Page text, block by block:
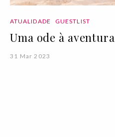
ATUALIDADE GUESTLIST
Uma ode à aventura
31 Mar 2023